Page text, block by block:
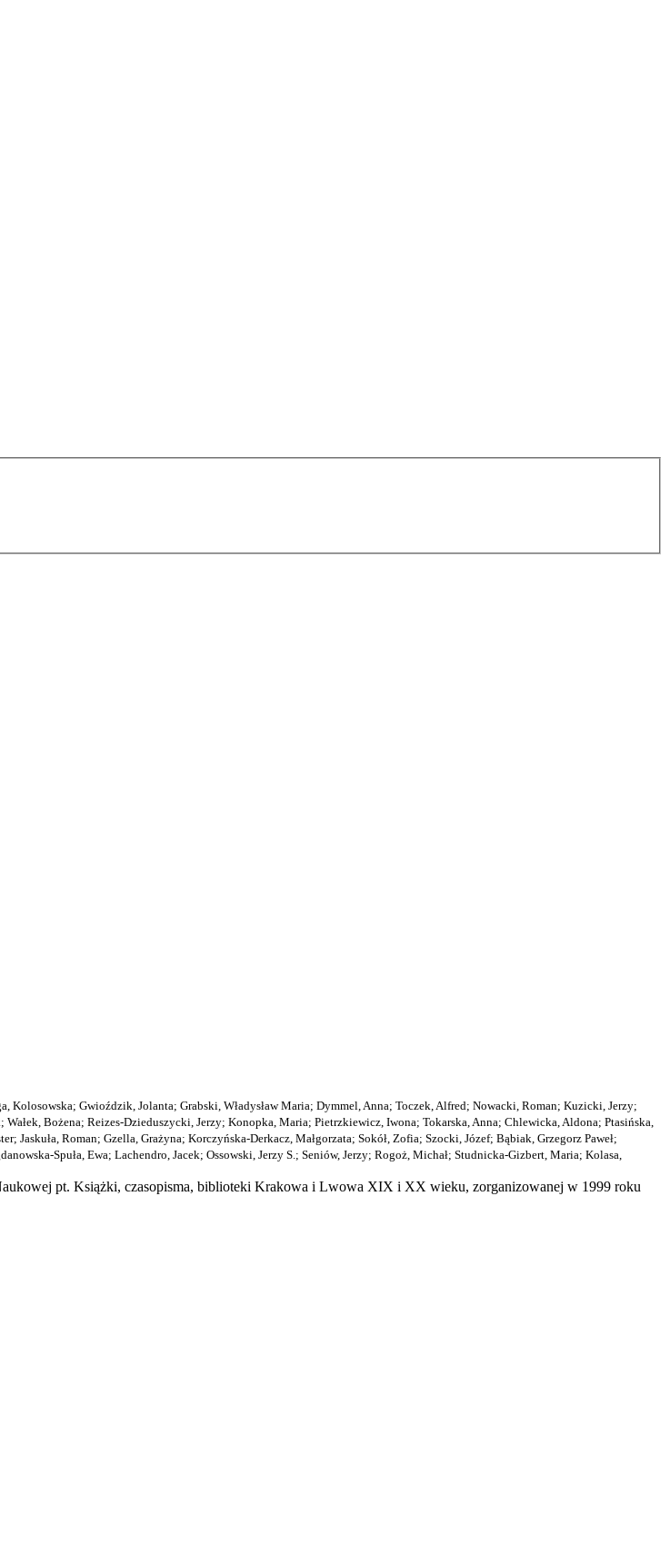
Kolosowska; Gwioździk, Jolanta; Grabski, Władysław Maria; Dymmel, Anna; Toczek, Alfred; Nowacki, Roman; Kuzicki, Jerzy;
; Wałek, Bożena; Reizes-Dzieduszycki, Jerzy; Konopka, Maria; Pietrzkiewicz, Iwona; Tokarska, Anna; Chlewicka, Aldona; Ptasińska,
; Jaskuła, Roman; Gzella, Grażyna; Korczyńska-Derkacz, Małgorzata; Sokół, Zofia; Szocki, Józef; Bąbiak, Grzegorz Paweł;
Spuła, Ewa; Lachendro, Jacek; Ossowski, Jerzy S.; Seniów, Jerzy; Rogoż, Michał; Studnicka-Gizbert, Maria; Kolasa,
pt. Książki, czasopisma, biblioteki Krakowa i Lwowa XIX i XX wieku, zorganizowanej w 1999 roku